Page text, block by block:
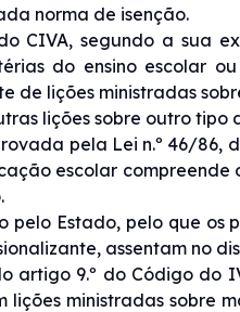
norma de isenção.
CIVA, segundo a sua
do ensino escolar
de lições ministradas
lições sobre outro tipo
pela Lei n.º 46/
escolar compreende
Estado, pelo que os
assentam no
artigo 9.º do Código do
lições ministradas sobre